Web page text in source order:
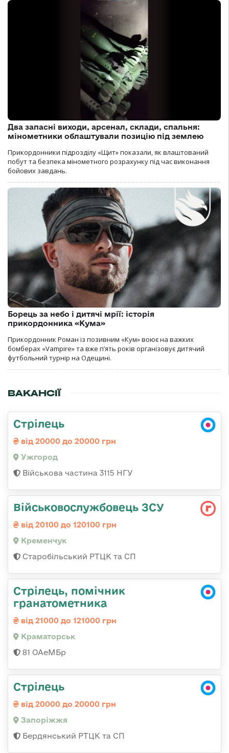
Два запасні виходи, арсенал, склади, спальня:
мінометники облаштували позицію під землею
Прикордонники підрозділу «Щит» показали, як влаштований
побут та безпека мінометного розрахунку під час виконання
бойових завдань.
Борець за небо і дитячі мрії: історія
прикордонника «Кума»
Прикордонник Роман із позивним «Кум» воює на важких
бомберах «Vampire» та вже п’ять років організовує дитячий
футбольний турнір на Одещині.
ВАКАНСІЇ
Стрілець
від 20000 до 20000 грн
Ужгород
Військова частина 3115 НГУ
Військовослужбовець ЗСУ
від 20100 до 120100 грн
Кременчук
Старобільський РТЦК та СП
Стрілець, помічник
гранатометника
від 21000 до 121000 грн
Краматорськ
81 ОАеМБр
Стрілець
від 20000 до 20000 грн
Запоріжжя
Бердянський РТЦК та СП